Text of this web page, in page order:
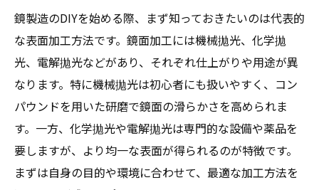
鏡製造のDIYを始める際、まず知っておきたいのは代表的
な表面加工方法です。鏡面加工には機械拋光、化学拋
光、電解拋光などがあり、それぞれ仕上がりや用途が異
なります。特に機械拋光は初心者にも扱いやすく、コン
パウンドを用いた研磨で鏡面の滑らかさを高められま
す。一方、化学拋光や電解拋光は専門的な設備や薬品を
要しますが、より均一な表面が得られるのが特徴です。
まずは自身の目的や環境に合わせて、最適な加工方法を